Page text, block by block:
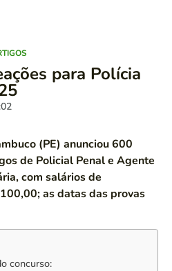
para Polícia
(PE) anunciou 600
de Policial Penal e Agente
com salários de
as datas das provas
concurso: